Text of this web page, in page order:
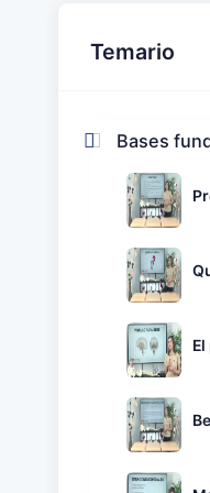
Temario
Bases